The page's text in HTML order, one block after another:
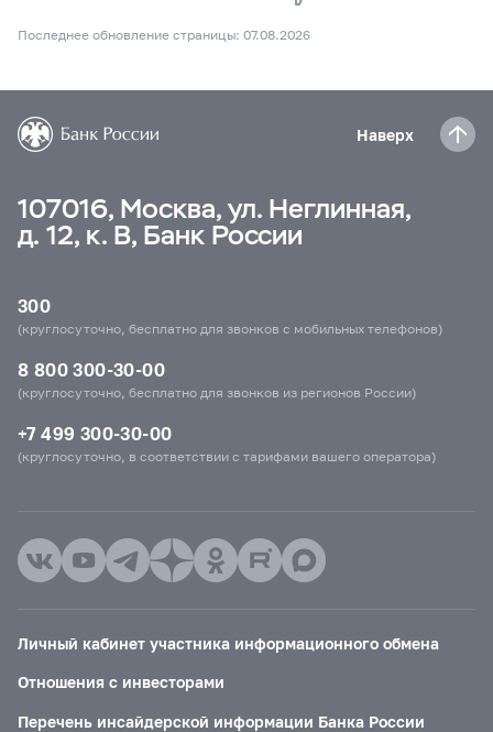
Последнее обновление страницы: 07.08.2026
Наверх
107016, Москва, ул. Неглинная,
д. 12, к. В, Банк России
300
(круглосуточно, бесплатно для звонков с мобильных телефонов)
8 800 300-30-00
(круглосуточно, бесплатно для звонков из регионов России)
+7 499 300-30-00
(круглосуточно, в соответствии с тарифами вашего оператора)
Личный кабинет участника информационного обмена
Отношения с инвесторами
Перечень инсайдерской информации Банка России